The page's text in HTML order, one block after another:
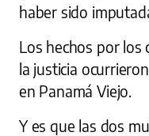
haber sido
Los hechos por los
la justicia
en Panamá Viejo.
Y es que las dos